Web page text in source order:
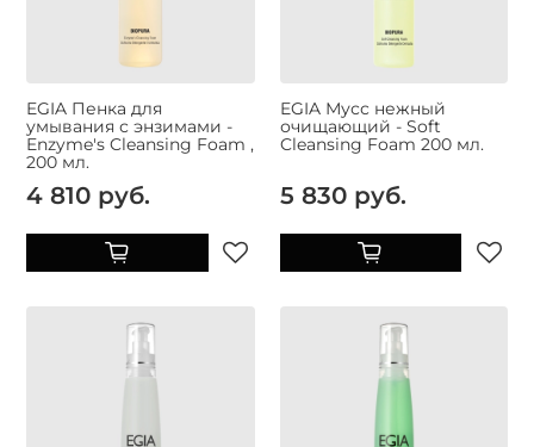
EGIA Пенка для
умывания с энзимами -
Enzyme's Cleansing Foam ,
200 мл.
4 810 руб.
EGIA Мусс нежный
очищающий - Soft
Cleansing Foam 200 мл.
5 830 руб.